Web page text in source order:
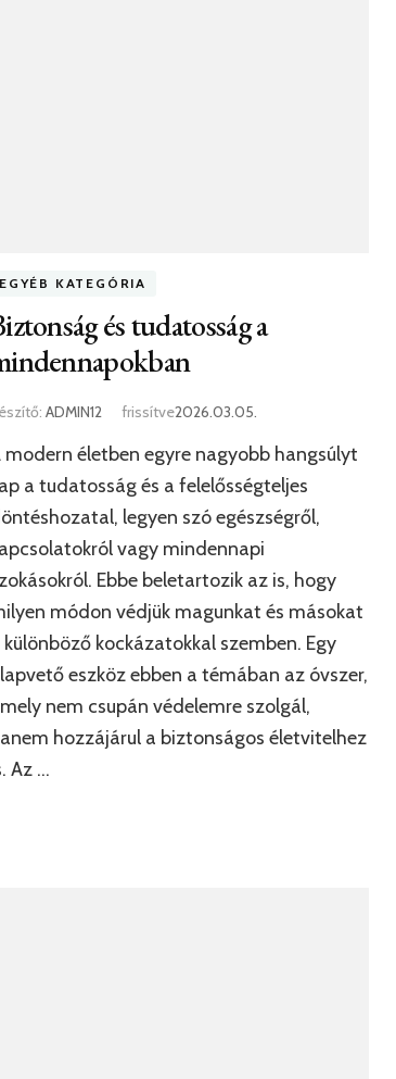
EGYÉB KATEGÓRIA
és tudatosság a
ADMIN12 frissítve2026.03.05.
modern életben egyre nagyobb hangsúlyt
a tudatosság és a felelősségteljes
legyen szó egészségről,
vagy mindennapi
Ebbe beletartozik az is, hogy
módon védjük magunkat és másokat
különböző kockázatokkal szemben. Egy
eszköz ebben a témában az óvszer,
nem csupán védelemre szolgál,
hozzájárul a biztonságos életvitelhez
Az …